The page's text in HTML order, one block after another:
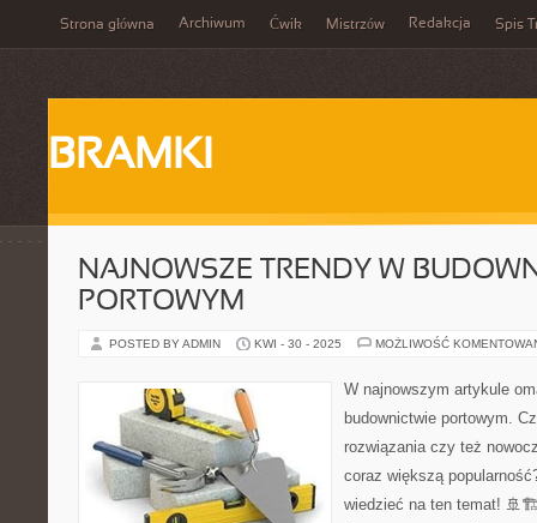
Strona główna Archiwum Ćwik Mistrzów Redakcja Spis
BRAMKI
NAJNOWSZE TRENDY W
PORTOWYM
POSTED BY ADMIN KWI - 30 - 2025 MOŻLIWOŚĆ
W najnowszym artykule
budownictwie portowym.
rozwiązania czy też
coraz większą
wiedzieć na ten temat!